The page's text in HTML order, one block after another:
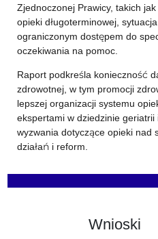
Zjednoczonej Prawicy, takich
opieki długoterminowej,
ograniczonym dostępem do
oczekiwania na pomoc.
Raport podkreśla konieczność
zdrowotnej, w tym promocji
lepszej organizacji systemu
ekspertami w dziedzinie
wyzwania dotyczące opieki nad
działań i reform.
Wnioski